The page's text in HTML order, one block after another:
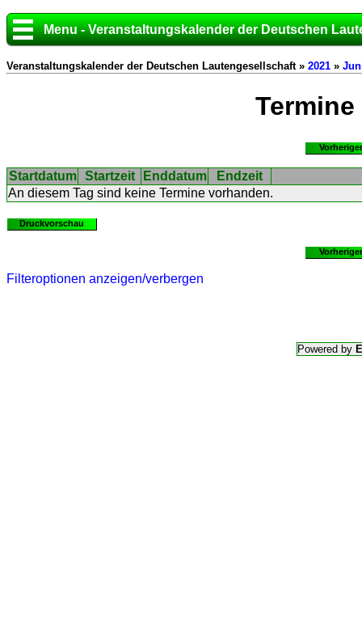
Menu - Veranstaltungskalender der Deutschen
Veranstaltungskalender der Deutschen Lautengesellschaft » 2021 »
Termine
Startdatum Startzeit Enddatum
Endzeit
An diesem Tag sind keine Termine vorhanden.
Druckvorschau
Filteroptionen anzeigen/verbergen
Powered by